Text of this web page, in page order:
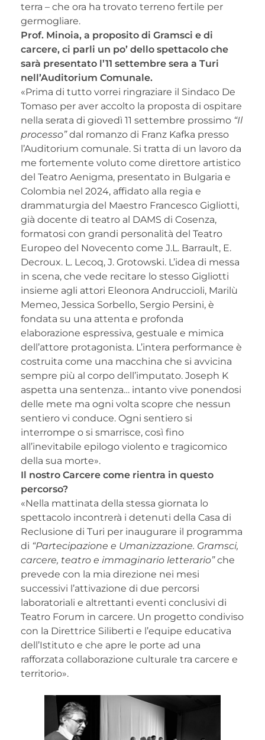
terra – che ora ha trovato terreno fertile per
germogliare.
Prof. Minoia, a proposito di Gramsci e di
carcere, ci parli un po’ dello spettacolo che
sarà presentato l’11 settembre sera a Turi
nell’Auditorium Comunale.
«Prima di tutto vorrei ringraziare il Sindaco De
Tomaso per aver accolto la proposta di ospitare
nella serata di giovedì 11 settembre prossimo “Il
processo”dal romanzo di Franz Kafka presso
l’Auditorium comunale. Si tratta di un lavoro da
me fortemente voluto come direttore artistico
del Teatro Aenigma, presentato in Bulgaria e
Colombia nel 2024, affidato alla regia e
drammaturgia del Maestro Francesco Gigliotti,
già docente di teatro al DAMS di Cosenza,
formatosi con grandi personalità del Teatro
Europeo del Novecento come J.L. Barrault, E.
Decroux. L. Lecoq, J. Grotowski. L’idea di messa
in scena, che vede recitare lo stesso Gigliotti
insieme agli attori Eleonora Andruccioli, Marilù
Memeo, Jessica Sorbello, Sergio Persini, è
fondata su una attenta e profonda
elaborazione espressiva, gestuale e mimica
dell’attore protagonista. L’intera performance è
costruita come una macchina che si avvicina
sempre più al corpo dell’imputato. Joseph K
aspetta una sentenza… intanto vive ponendosi
delle mete ma ogni volta scopre che nessun
sentiero vi conduce. Ogni sentiero si
interrompe o si smarrisce, così fino
all’inevitabile epilogo violento e tragicomico
della sua morte».
Il nostro Carcere come rientra in questo
percorso?
«Nella mattinata della stessa giornata lo
spettacolo incontrerà i detenuti della Casa di
Reclusione di Turi per inaugurare il programma
di “Partecipazione e Umanizzazione. Gramsci,
carcere, teatro e immaginario letterario”che
prevede con la mia direzione nei mesi
successivi l’attivazione di due percorsi
laboratoriali e altrettanti eventi conclusivi di
Teatro Forum in carcere. Un progetto condiviso
con la Direttrice Siliberti e l’equipe educativa
dell’Istituto e che apre le porte ad una
rafforzata collaborazione culturale tra carcere e
territorio».